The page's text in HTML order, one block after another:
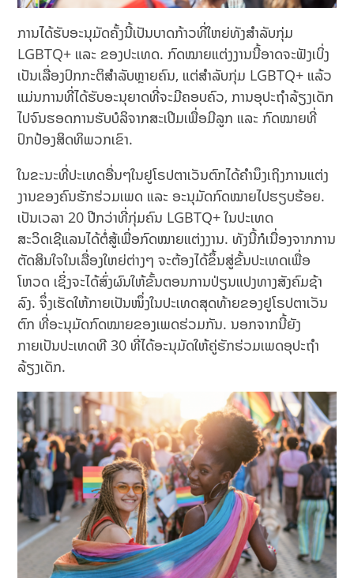
ການໄດ້ຮັບອະນຸມັດຄັ້ງນີ້ເປັນບາດກ້າວທີ່ໃຫຍ່ທັງສຳລັບກຸ່ມ
LGBTQ+ ແລະ ຂອງປະເທດ. ກົດໝາຍແຕ່ງງານນີ້ອາດຈະຟັງເບິ່ງ
ເປັນເລື່ອງປົກກະຕິສຳລັບຫຼາຍຄົນ,​ ແຕ່ສຳລັບກຸ່ມ LGBTQ+ ແລ້ວ
ແມ່ນການທີ່ໄດ້ຮັບອະນຸຍາດທີ່ຈະມີຄອບຄົວ, ການອຸປະຖຳລ້ຽງເດັກ
ໄປຈົນຮອດການຮັບບໍລິຈາກສະເປີມເພື່ອມີລູກ ແລະ ກົດໝາຍທີ່
ປົກປ້ອງສິດທິພວກເຂົາ.
ໃນຂະນະທີ່ປະເທດອື່ນໆໃນຢູໂຣປຕາເວັນຕົກໄດ້ຄຳນຶງເຖິງການແຕ່ງ
ງານຂອງຄົນຮັກຮ່ວມເພດ ແລະ ອະນຸມັດກົດໝາຍໄປຮຽບຮ້ອຍ.
ເປັນເວລາ 20 ປີກວ່າທີ່ກຸ່ມຄົນ LGBTQ+ ໃນປະເທດ
ສະວິດເຊີແລນໄດ້ຕໍ່ສູ້ເພື່ອກົດໝາຍແຕ່ງງານ. ທັງນີ້ກໍເນື່ອງຈາກການ
ຕັດສິນໃຈໃນເລື່ອງໃຫຍ່ຕ່າງໆ ຈະຕ້ອງໄດ້ຂຶ້ນສູ່ຂັ້ນປະເທດເພື່ອ
ໂຫວດ ເຊິ່ງຈະໄດ້ສົ່ງຜົນໃຫ້ຂັ້ນຕອນການປ່ຽນແປງທາງສັງຄົມຊ້າ
ລົງ. ຈຶ່ງເຮັດໃຫ້ກາຍເປັນໜຶ່ງໃນປະເທດສຸດທ້າຍຂອງຢູໂຣປຕາເວັນ
ຕົກ ທີ່ອະນຸມັດກົດໝາຍຂອງເພດຮ່ວມກັນ. ນອກຈາກນີ້ຍັງ
ກາຍເປັນປະເທດທີ 30 ທີ່ໄດ້ອະນຸມັດໃຫ້ຄູ່ຮັກຮ່ວມເພດອຸປະຖຳ
ລ້ຽງເດັກ.